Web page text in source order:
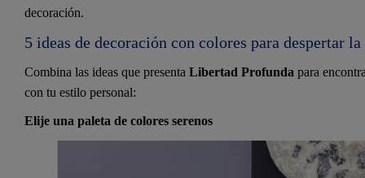
decoración.
5 ideas de decoración con colores para despertar
Combina las ideas que presenta Libertad Profunda para
con tu estilo personal:
Elije una paleta de colores serenos